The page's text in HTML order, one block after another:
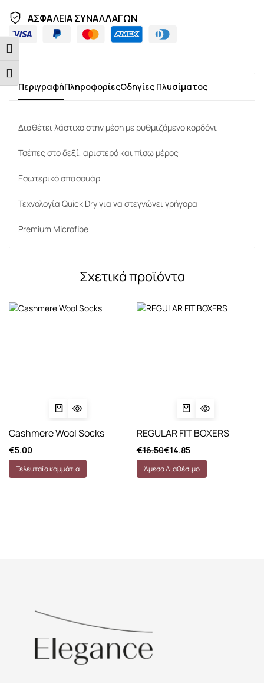
Εναλλαγή Υψηλής Αντίθεσης
Εναλλαγή Μεγέθους Γραμμάτων
ΑΣΦΑΛΕΙΑ ΣΥΝΑΛΛΑΓΩΝ
ΠεριγραφήΠληροφορίεςΟδηγίες Πλυσίματος
Διαθέτει λάστιχο στην μέση με ρυθμιζόμενο κορδόνι
Τσέπες στο δεξί, αριστερό και πίσω μέρος
Εσωτερικό σπασουάρ
Τεχνολογία Quick Dry για να στεγνώνει γρήγορα
Premium Microfibe
Σχετικά προϊόντα
Cashmere Wool Socks
€5.00
Τελευταία κομμάτια
REGULAR FIT BOXERS
€16.50€14.85
Άμεσα Διαθέσιμο